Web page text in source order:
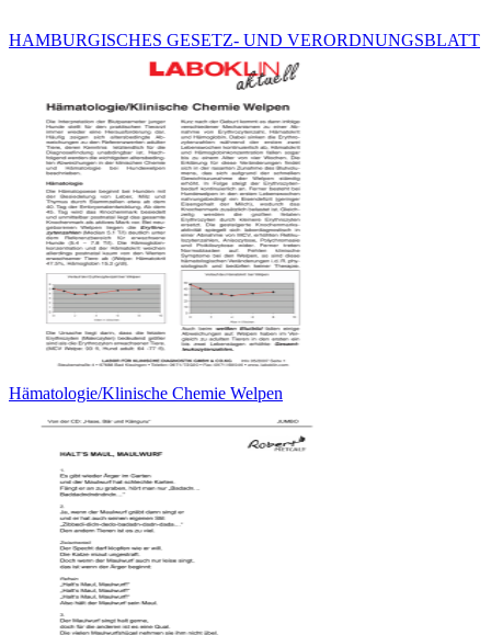
HAMBURGISCHES GESETZ- UND VERORDNUNGSBLATT
Hämatologie/Klinische Chemie Welpen